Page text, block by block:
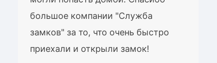
большое компании "Служба
замков" за то, что очень быстро
приехали и открыли замок!